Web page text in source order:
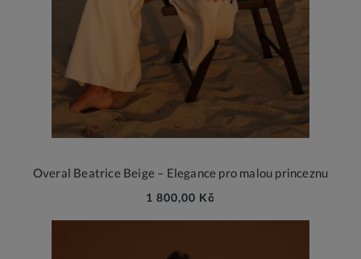
Overal Beatrice Beige – Elegance pro malou princeznu
1 800,00 Kč